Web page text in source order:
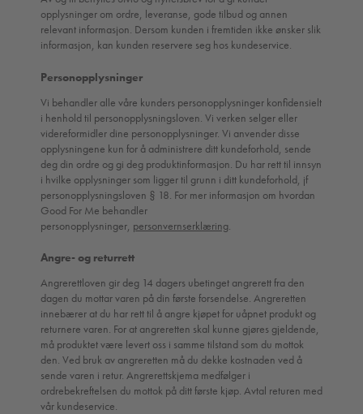
opplysninger om ordre, leveranse, gode tilbud og annen
relevant informasjon. Dersom kunden i fremtiden ikke ønsker slik
informasjon, kan kunden reservere seg hos kundeservice.
Personopplysninger
Vi behandler alle våre kunders personopplysninger konfidensielt
i henhold til personopplysningsloven. Vi verken selger eller
videreformidler dine personopplysninger. Vi anvender disse
opplysningene kun for å administrere ditt kundeforhold, sende
deg din ordre og gi deg produktinformasjon. Du har rett til innsyn
i hvilke opplysninger som ligger til grunn i ditt kundeforhold, jf
personopplysningsloven § 18. For mer informasjon om hvordan
Good For Me behandler
personopplysninger, personvernserklæring
Angre- og returrett
Angrerettloven gir deg 14 dagers ubetinget angrerett fra den
dagen du mottar varen på din første forsendelse. Angreretten
innebærer at du har rett til å angre kjøpet for uåpnet produkt og
returnere varen. For at angreretten skal kunne gjøres gjeldende,
må produktet være levert oss i samme tilstand som du mottok
den. Ved bruk av angreretten må du dekke kostnaden ved å
sende varen i retur. Angrerettskjema medfølger i
ordrebekreftelsen du mottok på ditt første kjøp. Avtal returen med
vår kundeservice.